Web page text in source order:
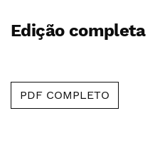
Edição completa
PDF COMPLETO